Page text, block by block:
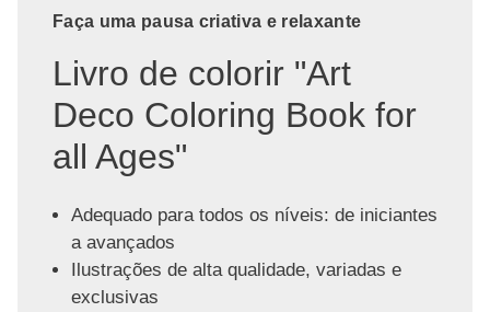
Faça uma pausa criativa e relaxante
Livro de colorir "Art
Deco Coloring Book for
all Ages"
Adequado para todos os níveis: de iniciantes
a avançados
Ilustrações de alta qualidade, variadas e
exclusivas